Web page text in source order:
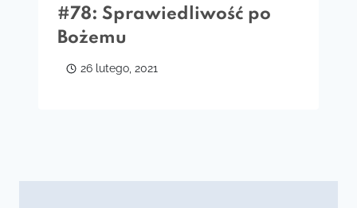
#78: Sprawiedliwość po
Bożemu
26 lutego, 2021